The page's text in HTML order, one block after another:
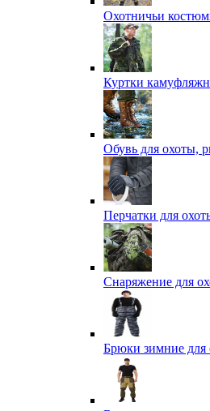
Охотничьи
Куртки
Обувь для охоты,
Перчатки для
Снаряжение для
Брюки зимние для